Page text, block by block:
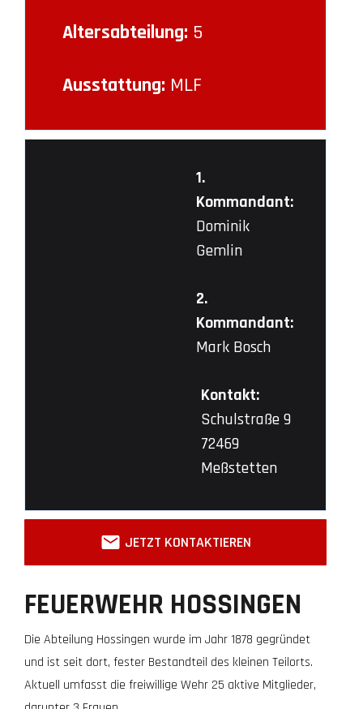
FEUERWEHR HOSSINGEN
Die Abteilung Hossingen wurde im Jahr 1878 gegründet
und ist seit dort, fester Bestandteil des kleinen Teilorts.
Aktuell umfasst die freiwillige Wehr 25 aktive Mitglieder,
Altersabteilung: 5
Ausstattung: MLF
1.
Kommandant:
Dominik
Gemlin
2.
Kommandant:
Mark Bosch
Kontakt:
Schulstraße 9
72469
Meßstetten
JETZT KONTAKTIEREN